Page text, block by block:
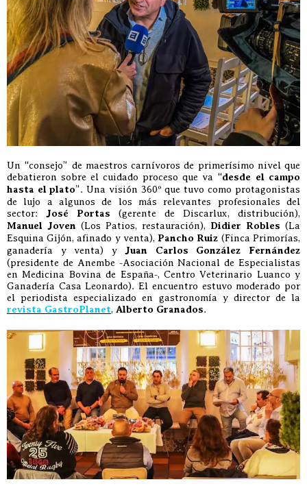
Un “consejo” de maestros carnívoros de primerísimo nivel que
debatieron sobre el cuidado proceso que va “desde el campo
hasta el plato”. Una visión 360º que tuvo como protagonistas
de lujo a algunos de los más relevantes profesionales del
sector: José Portas (gerente de Discarlux, distribución),
Manuel Joven (Los Patios, restauración), Didier Robles (La
Esquina Gijón, afinado y venta), Pancho Ruiz (Finca Primorías,
ganadería y venta) y Juan Carlos González Fernández
(presidente de Anembe -Asociación Nacional de Especialistas
en Medicina Bovina de España-, Centro Veterinario Luanco y
Ganadería Casa Leonardo). El encuentro estuvo moderado por
el periodista especializado en gastronomía y director de la
revista GastroPlanet, Alberto Granados.